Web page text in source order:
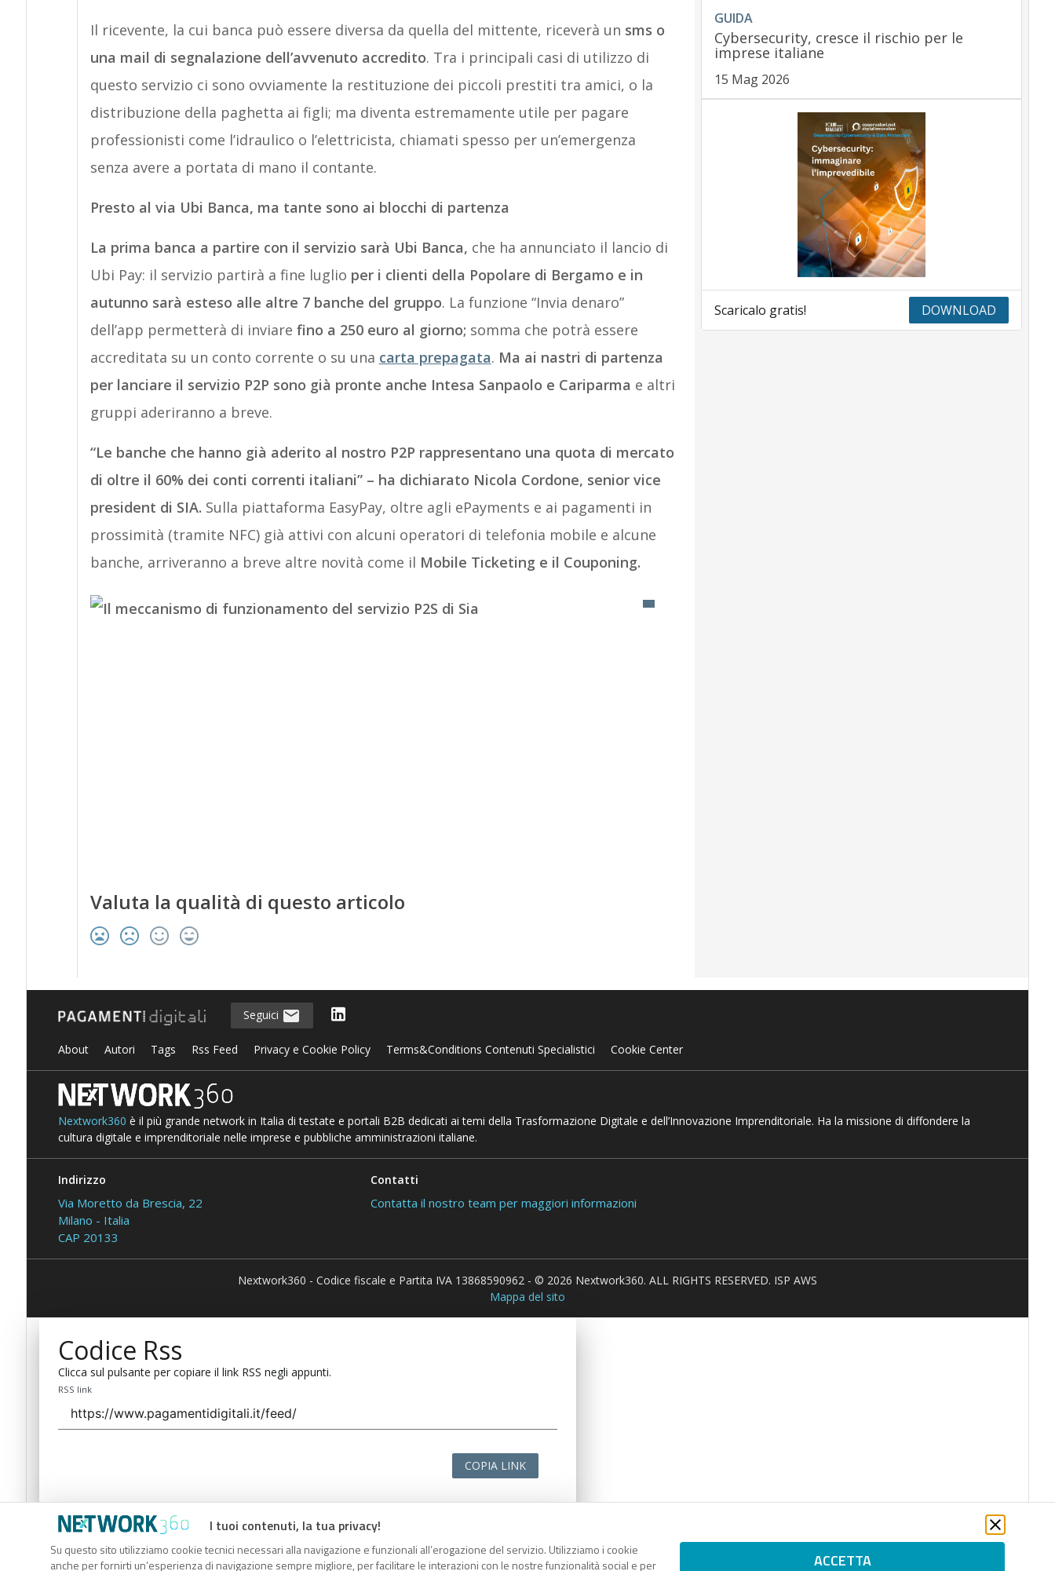
Il ricevente, la cui banca può essere diversa da quella del mittente, riceverà un sms o
una mail di segnalazione dell’avvenuto accredito. Tra i principali casi di utilizzo di
questo servizio ci sono ovviamente la restituzione dei piccoli prestiti tra amici, o la
distribuzione della paghetta ai figli; ma diventa estremamente utile per pagare
professionisti come l’idraulico o l’elettricista, chiamati spesso per un’emergenza
senza avere a portata di mano il contante.
Presto al via Ubi Banca, ma tante sono ai blocchi di partenza
La prima banca a partire con il servizio sarà Ubi Banca, che ha annunciato il lancio di
Ubi Pay: il servizio partirà a fine luglio per i clienti della Popolare di Bergamo e in
autunno sarà esteso alle altre 7 banche del gruppo. La funzione “Invia denaro”
dell’app permetterà di inviare fino a 250 euro al giorno; somma che potrà essere
accreditata su un conto corrente o su una carta prepagata. Ma ai nastri di partenza
per lanciare il servizio P2P sono già pronte anche Intesa Sanpaolo e Cariparma e altri
gruppi aderiranno a breve.
“Le banche che hanno già aderito al nostro P2P rappresentano una quota di mercato
di oltre il 60% dei conti correnti italiani” – ha dichiarato Nicola Cordone, senior vice
president di SIA. Sulla piattaforma EasyPay, oltre agli ePayments e ai pagamenti in
prossimità (tramite NFC) già attivi con alcuni operatori di telefonia mobile e alcune
banche, arriveranno a breve altre novità come il Mobile Ticketing e il Couponing.
Valuta la qualità di questo articolo
GUIDA
Cybersecurity, cresce il rischio per le
imprese italiane
15 Mag 2026
Scaricalo gratis! DOWNLOAD
I tuoi contenuti, la tua privacy!
Su questo sito utilizziamo cookie tecnici necessari alla navigazione e funzionali all’erogazione del servizio. Utilizziamo i cookie
anche per fornirti un’esperienza di navigazione sempre migliore, per facilitare le interazioni con le nostre funzionalità social e per
ACCETTA
Seguici
About Autori Tags Rss Feed Privacy e Cookie Policy Terms&Conditions Contenuti Specialistici Cookie Center
Nextwork360 è il più grande network in Italia di testate e portali B2B dedicati ai temi della Trasformazione Digitale e dell’Innovazione Imprenditoriale. Ha la missione di diffondere la
cultura digitale e imprenditoriale nelle imprese e pubbliche amministrazioni italiane.
Indirizzo
Via Moretto da Brescia, 22
Milano - Italia
CAP 20133
Contatti
Contatta il nostro team per maggiori informazioni
Nextwork360 - Codice fiscale e Partita IVA 13868590962 - © 2026 Nextwork360. ALL RIGHTS RESERVED. ISP AWS
Mappa del sito
Codice Rss
Clicca sul pulsante per copiare il link RSS negli appunti.
RSS link
COPIA LINK
Codice Rss
Clicca sul pulsante per copiare il link RSS negli appunti.